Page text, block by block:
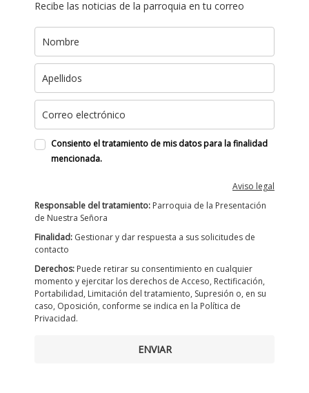
Recibe las noticias de la parroquia en tu correo
Consiento el tratamiento de mis datos para la finalidad
mencionada.
Aviso legal
Responsable del tratamiento: Parroquia de la Presentación
de Nuestra Señora
Finalidad: Gestionar y dar respuesta a sus solicitudes de
contacto
Derechos: Puede retirar su consentimiento en cualquier
momento y ejercitar los derechos de Acceso, Rectificación,
Portabilidad, Limitación del tratamiento, Supresión o, en su
caso, Oposición, conforme se indica en la Política de
Privacidad.
ENVIAR